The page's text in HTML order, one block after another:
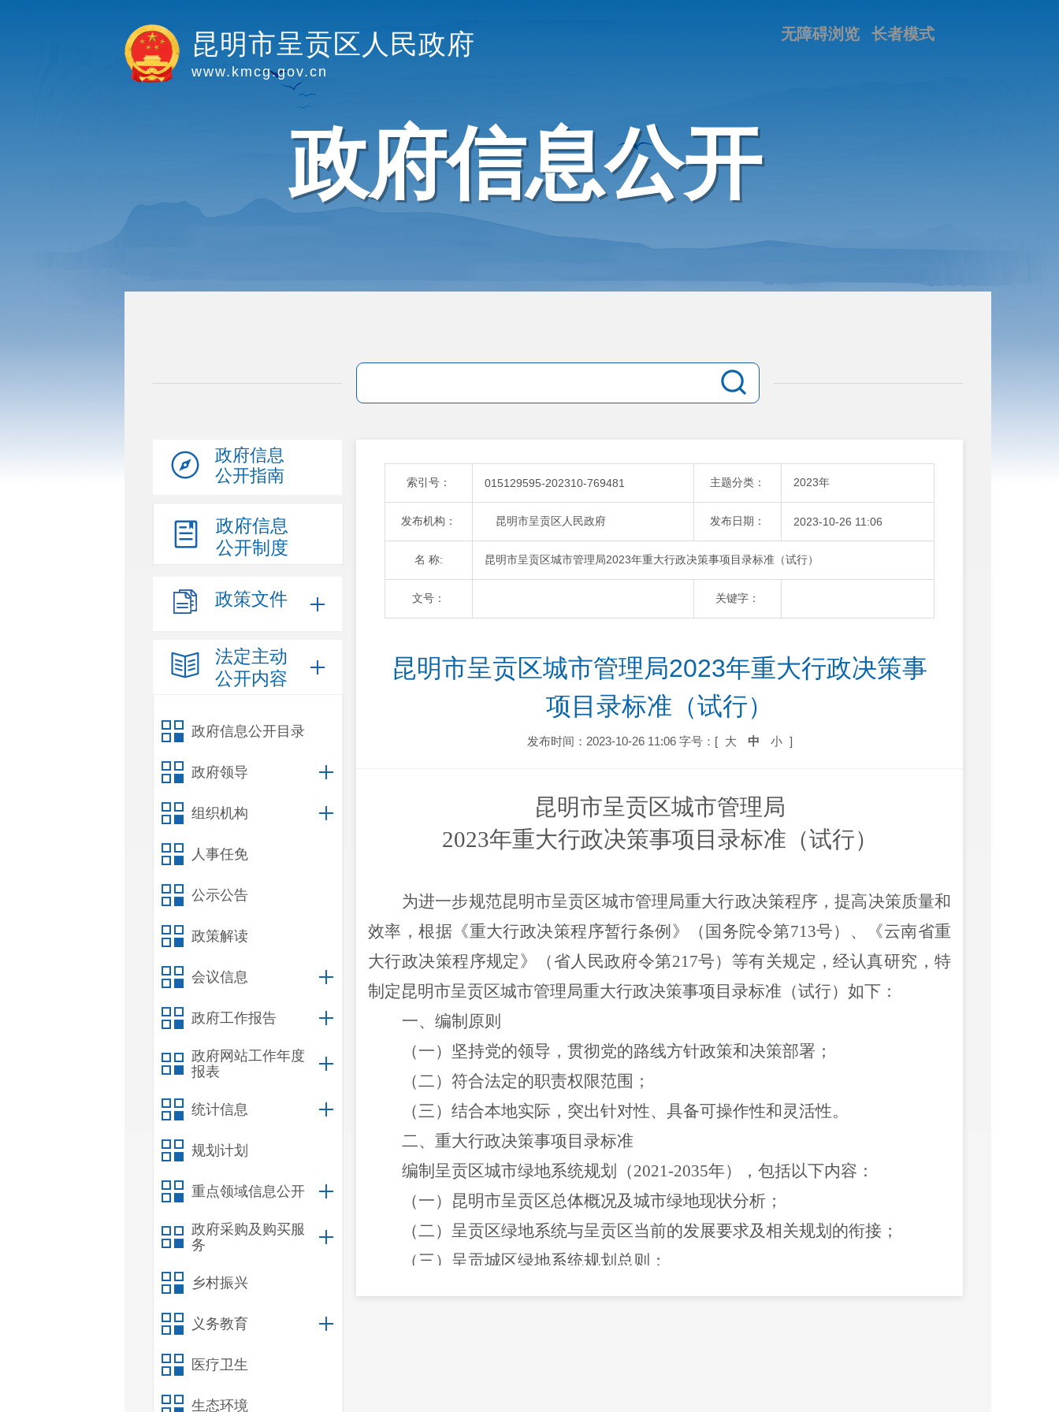
昆明市呈贡区人民政府
www.kmcg.gov.cn
长者模式
无障碍浏览
政府信息公开
政府信息
公开指南
政府信息
公开制度
政策文件
法定主动
公开内容
政府信息公开目录
政府领导
组织机构
人事任免
公示公告
政策解读
会议信息
政府工作报告
政府网站工作年度
报表
统计信息
规划计划
重点领域信息公开
政府采购及购买服
务
乡村振兴
义务教育
医疗卫生
生态环境
索引号： 015129595-202310-769481 主题分类： 2023年
发布机构： 昆明市呈贡区人民政府 发布日期： 2023-10-26 11:06
名 称: 昆明市呈贡区城市管理局2023年重大行政决策事项目录标准（试行）
文号： 关键字：
昆明市呈贡区城市管理局2023年重大行政决策事
项目录标准（试行）
发布时间：2023-10-26 11:06 字号：[ 大 中 小 ]
昆明市呈贡区城市管理局
2023年重大行政决策事项目录标准（试行）
为进一步规范昆明市呈贡区城市管理局重大行政决策程序，提高决策质量和
效率，根据《重大行政决策程序暂行条例》（国务院令第713号）、《云南省重
大行政决策程序规定》（省人民政府令第217号）等有关规定，经认真研究，特
制定昆明市呈贡区城市管理局重大行政决策事项目录标准（试行）如下：
一、编制原则
（一）坚持党的领导，贯彻党的路线方针政策和决策部署；
（二）符合法定的职责权限范围；
（三）结合本地实际，突出针对性、具备可操作性和灵活性。
二、重大行政决策事项目录标准
编制呈贡区城市绿地系统规划（2021-2035年），包括以下内容：
（一） 昆明市呈贡区总体概况及城市绿地现状分析 ；
（二）呈贡区绿地系统与呈贡区当前的发展要求及相关规划的衔接 ；
（三） 呈贡城区绿地系统规划总则；